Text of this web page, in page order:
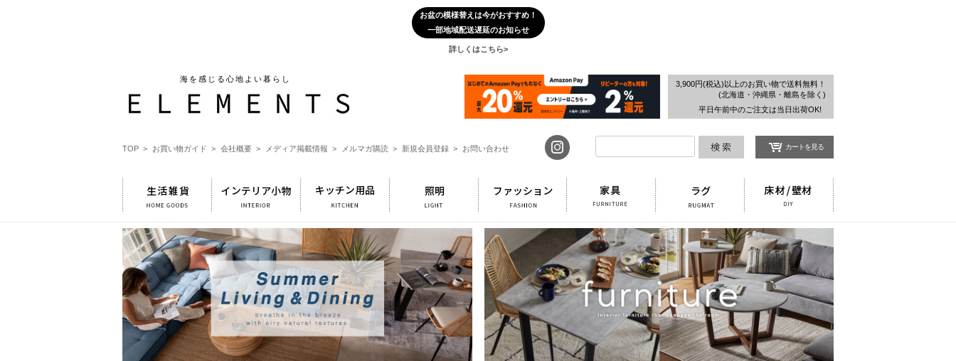
お盆の模様替えは今がおすすめ！
一部地域配送遅延のお知らせ
詳しくはこちら>
海を感じる心地よい暮らし
3,900円(税込)以上のお買い物で送料無料！
(北海道・沖縄県・離島を除く)
平日午前中のご注文は当日出荷OK!
カートを見る
TOP > お買い物ガイド > 会社概要 > メディア掲載情報 > メルマガ購読 > 新規会員登録 > お問い合わせ